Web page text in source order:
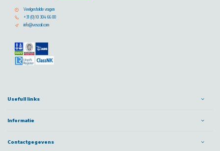
Veelgestelde vragen
+31 (0) 10 304 66 00
info@vescoil.com
Usefull links
Informatie
Contactgegevens